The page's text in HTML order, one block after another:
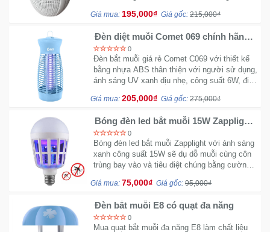
Giá mua: 195,000₫ Giá gốc: 215,000₫
Đèn diệt muỗi Comet 069 chính hãng
dạng treo
0
Đèn bắt muỗi giá rẻ Comet C069 với thiết kế
bằng nhựa ABS thân thiện với người sử dụng,
ánh sáng UV xanh dịu nhẹ, công suất 6W, điện
Giá mua: 205,000₫ Giá gốc: 275,000₫
Bóng đèn led bắt muỗi 15W Zapplight
779
0
Bóng đèn led bắt muỗi Zapplight với ánh sáng
xanh công suất 15W sẽ dụ dỗ muỗi cùng côn
trùng bay vào và tiêu diệt chúng bằng cường
Giá mua: 75,000₫ Giá gốc: 95,000₫
Đèn bắt muỗi E8 có quạt đa năng
0
Mua quạt bắt muỗi đa năng E8 làm chất liệu